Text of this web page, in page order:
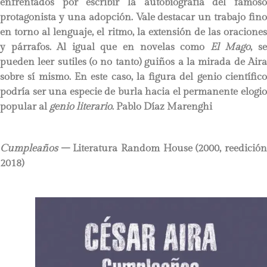
enfrentados por escribir la autobiografía del famoso
protagonista y una adopción. Vale destacar un trabajo fino
en torno al lenguaje, el ritmo, la extensión de las oraciones
y párrafos. Al igual que en novelas como El Mago, se
pueden leer sutiles (o no tanto) guiños a la mirada de Aira
sobre sí mismo. En este caso, la figura del genio científico
podría ser una especie de burla hacia el permanente elogio
popular algenio literario. Pablo Díaz Marenghi
Cumpleaños – Literatura Random House (2000, reedición
2018)